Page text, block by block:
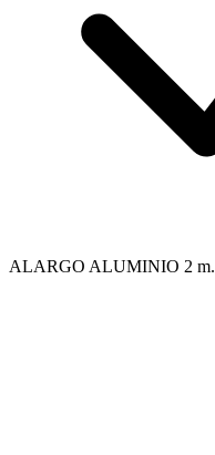
ALARGO ALUMINIO 2 m.